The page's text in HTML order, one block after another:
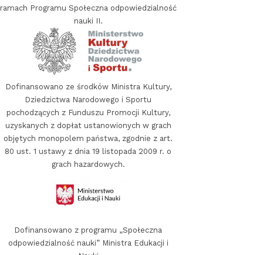
ramach Programu Społeczna odpowiedzialność
nauki II.
Dofinansowano ze środków Ministra Kultury,
Dziedzictwa Narodowego i Sportu
pochodzących z Funduszu Promocji Kultury,
uzyskanych z dopłat ustanowionych w grach
objętych monopolem państwa, zgodnie z art.
80 ust. 1 ustawy z dnia 19 listopada 2009 r. o
grach hazardowych.
Dofinansowano z programu „Społeczna
odpowiedzialność nauki” Ministra Edukacji i